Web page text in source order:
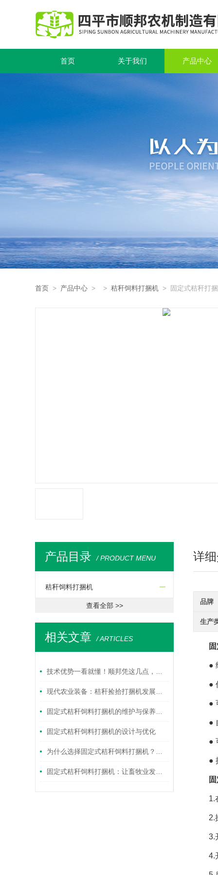
首页 关于我们 产品中心
首页 > 产品中心 > > 秸秆饲料打捆机 > 固定式秸秆打
产品目录 / PRODUCT MENU
秸秆饲料打捆机
查看全部 >>
相关文章 / ARTICLES
技术优势一看就懂！顺邦凭这几点，把速度、通过、耐用做到均衡顶配
现代农业装备：秸秆捡拾打捆机发展趋势与应用前景
固定式秸秆饲料打捆机的维护与保养技巧
固定式秸秆饲料打捆机的设计与优化
为什么选择固定式秸秆饲料打捆机？看这里找答案
固定式秸秆饲料打捆机：让畜牧业发展更上一层楼
详
品牌
生产
● 结
● 作
● 可
● 自
● 可
● 操
1.在
2.操
3.开
4.开